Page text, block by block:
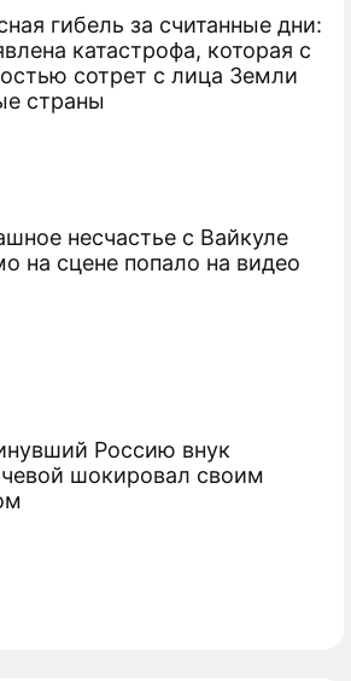
гибель за считанные дни:
катастрофа, которая с
сотрет с лица Земли
страны
несчастье с Вайкуле
на сцене попало на видео
Россию внук
шокировал своим
Врачи вселяют